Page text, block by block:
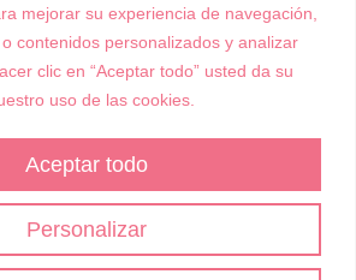
mejorar su experiencia de navegación,
contenidos personalizados y analizar
clic en “Aceptar todo” usted da su
uso de las cookies.
Personalizar
Aceptar todo